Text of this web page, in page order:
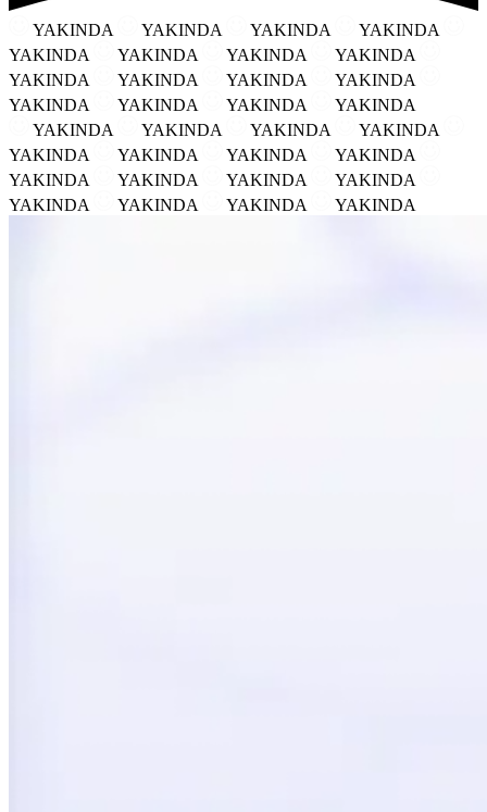
YAKINDA YAKINDA YAKINDA
YAKINDA
YAKINDA
YAKINDA YAKINDA
YAKINDA
YAKINDA
YAKINDA YAKINDA
YAKINDA
YAKINDA
YAKINDA YAKINDA
YAKINDA
YAKINDA
YAKINDA YAKINDA
YAKINDA
YAKINDA
YAKINDA YAKINDA
YAKINDA
YAKINDA
YAKINDA YAKINDA
YAKINDA
YAKINDA
YAKINDA YAKINDA YAKINDA